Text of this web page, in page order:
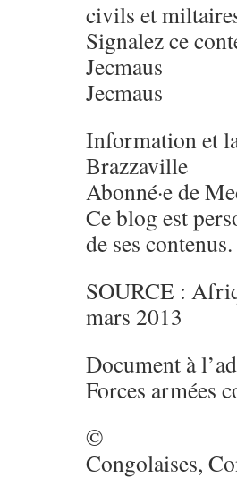
civils et
Signalez ce
Jecmaus
Jecmaus
Information et
Brazzaville
Abonné·e de
Ce blog est
de ses contenus.
SOURCE :
mars 2013
Document à
Forces armées
©
Congolaises,